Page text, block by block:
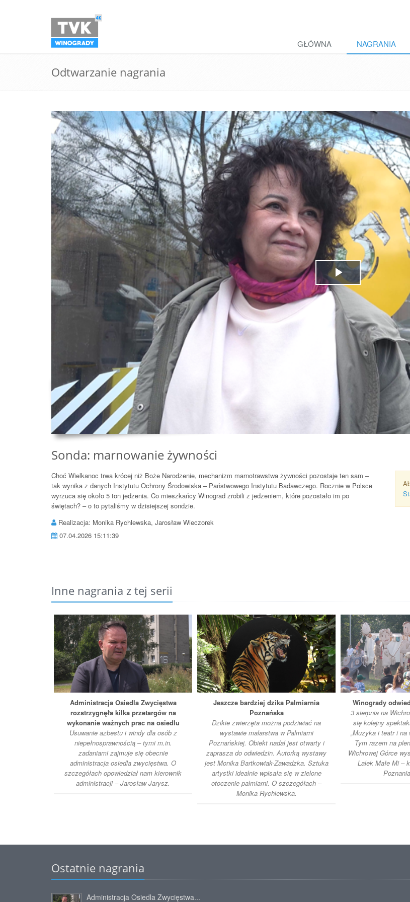
GŁÓWNA NAGRANIA
Odtwarzanie nagrania
Play
Video
Sonda: marnowanie żywności
Choć Wielkanoc trwa krócej niż Boże Narodzenie, mechanizm marnotrawstwa żywności pozostaje ten sam –
tak wynika z danych Instytutu Ochrony Środowiska – Państwowego Instytutu Badawczego. Rocznie w Polsce
wyrzuca się około 5 ton jedzenia. Co mieszkańcy Winograd zrobili z jedzeniem, które pozostało im po
świętach? – o to pytaliśmy w dzisiejszej sondzie.
Realizacja: Monika Rychlewska, Jarosław Wieczorek
07.04.2026 15:11:39
Inne nagrania z tej serii
Administracja Osiedla Zwycięstwa
rozstrzygnęła kilka przetargów na
wykonanie ważnych prac na osiedlu
Usuwanie azbestu i windy dla osób z
niepełnosprawnością – tymi m.in.
zadaniami zajmuje się obecnie
administracja osiedla zwycięstwa. O
szczegółach opowiedział nam kierownik
administracji – Jarosław Jarysz.
Jeszcze bardziej dzika Palmiarnia
Poznańska
Dzikie zwierzęta można podziwiać na
wystawie malarstwa w Palmiarni
Poznańskiej. Obiekt nadal jest otwarty i
zaprasza do odwiedzin. Autorką wystawy
jest Monika Bartkowiak-Zawadzka. Sztuka
artystki idealnie wpisała się w zielone
otoczenie palmiarni. O szczegółach –
Monika Rychlewska.
Winogrady
3 sierpnia na
się kolejny
„Muzyka i teatr i na
Tym razem na
Wichrowej Górce
Lalek Małe Mi –
Ostatnie nagrania
Administracja Osiedla Zwycięstwa...